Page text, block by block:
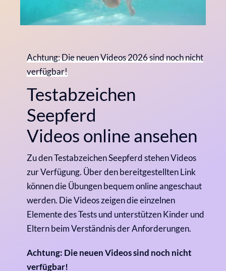
Achtung: Die neuen Videos 2026 sind noch nicht
verfügbar!
Testabzeichen
Seepferd
Videos online ansehen
Zu den Testabzeichen Seepferd stehen Videos
zur Verfügung. Über den bereitgestellten Link
können die Übungen bequem online angeschaut
werden. Die Videos zeigen die einzelnen
Elemente des Tests und unterstützen Kinder und
Eltern beim Verständnis der Anforderungen.
Achtung: Die neuen Videos sind noch nicht
verfügbar!